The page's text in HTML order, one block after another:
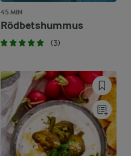
45 MIN
Rödbetshummus
(3)